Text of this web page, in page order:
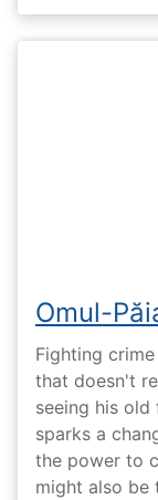
Omul-
Fighting
that doesn't
seeing his
sparks a
the power to
might also be